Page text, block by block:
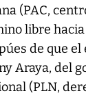
(PAC,
libre
de que el
Araya, del
(PLN,